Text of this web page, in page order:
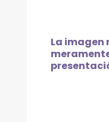
La imagen